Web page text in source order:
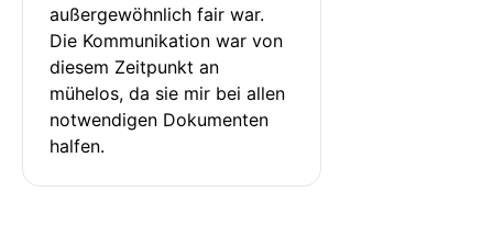
außergewöhnlich fair war.
Die Kommunikation war von
diesem Zeitpunkt an
mühelos, da sie mir bei allen
notwendigen Dokumenten
halfen.